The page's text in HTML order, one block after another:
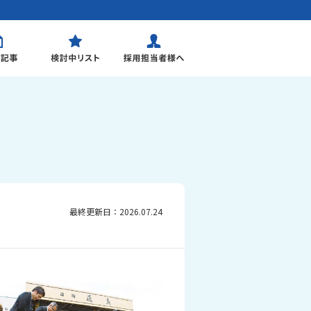
最終更新日：2026.07.24